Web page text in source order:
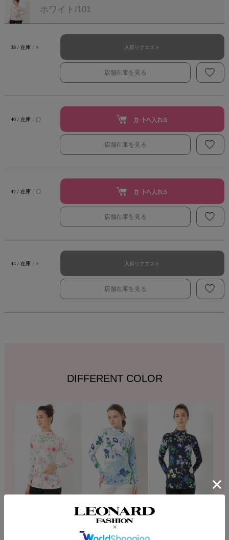
ホワイト/101
38 / 在庫：× 入荷リクエスト
店舗在庫を見る
40 / 在庫：〇
店舗在庫を見る
42 / 在庫：〇
店舗在庫を見る
44 / 在庫：× 入荷リクエスト
店舗在庫を見る
DIFFERENT COLOR